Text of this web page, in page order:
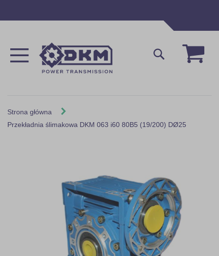
Mój
Szukaj
Strona główna
Przekładnia ślimakowa DKM 063 i60 80B5 (19/200) DØ25